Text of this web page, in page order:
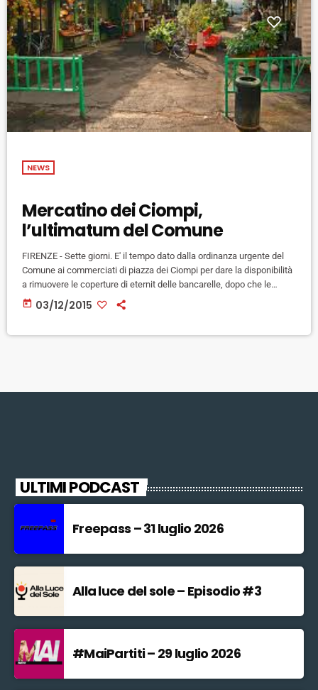
NEWS
Mercatino dei Ciompi,
l’ultimatum del Comune
FIRENZE - Sette giorni. E' il tempo dato dalla ordinanza urgente del
Comune ai commerciati di piazza dei Ciompi per dare la disponibilità
a rimuovere le coperture di eternit delle bancarelle, dopo che le
analisi Asl e Arpat hanno rivelato concentrazioni di fibre di amianto
doppie rispetto ai limiti di legge.“Si tratta di un'emergenza di salute
today 03/12/2015
ULTIMI PODCAST
Freepass – 31 luglio 2026
Alla luce del sole – Episodio #3
#MaiPartiti – 29 luglio 2026